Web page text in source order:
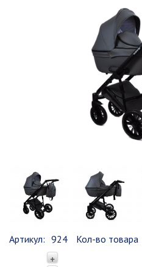
Артикул: 924
Кол-во товара
+